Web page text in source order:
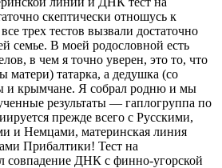
скептически отношусь к
трех тестов вызвали достаточно
семье. В моей родословной есть
в чем я точно уверен, это то, что
матери) татарка, а дедушка (со
и крымчане. Я собрал родню и мы
результаты — гаплогруппа по
прежде всего с Русскими,
и Немцами, материнская линия
Прибалтики! Тест на
совпадение ДНК с финно-угорской